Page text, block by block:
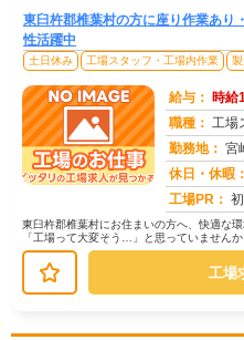
東臼杵郡椎葉村の方に座り作業あり
性活躍中
土日休み 工場スタッフ・工場内作業
給与： 時給
職種： 工場
勤務地： 宮
休日・休暇：
工場PR： 初め
東臼杵郡椎葉村にお住まいの方へ、快適な
「工場って大変そう…」と思っていません
中心のお仕事もたくさんあります。【た...
工場